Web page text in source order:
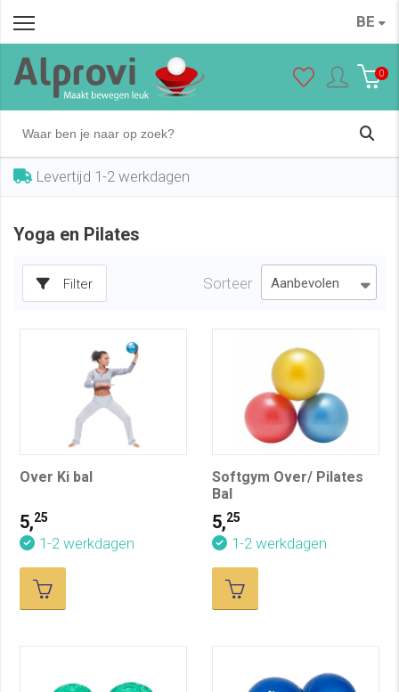
BE
0
Levertijd 1-2 werkdagen
Yoga en Pilates
Filter Sorteer
Over Ki bal
5,25
1-2 werkdagen
Softgym Over/ Pilates
Bal
5,25
1-2 werkdagen